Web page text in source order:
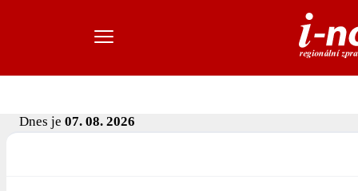
Dnes je 07. 08. 2026